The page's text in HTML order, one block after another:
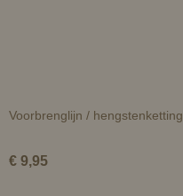
Voorbrenglijn / hengstenketting
€ 9,95